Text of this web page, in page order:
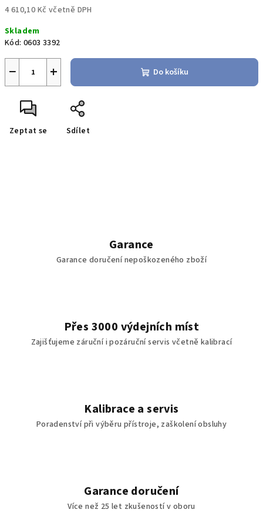
4 610,10 Kč včetně DPH
cena:
Skladem
Kód: 0603 3392
+
− Do košíku
Zeptat se Sdílet
Garance
Garance doručení nepoškozeného zboží
Přes 3000 výdejních míst
Zajišťujeme záruční i pozáruční servis včetně kalibrací
Kalibrace a servis
Poradenství při výběru přístroje, zaškolení obsluhy
Garance doručení
Více než 25 let zkušeností v oboru